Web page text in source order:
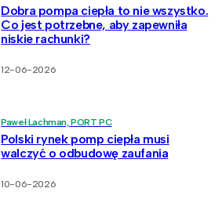
Dobra pompa ciepła to nie wszystko.
Co jest potrzebne, aby zapewniła
niskie rachunki?
12-06-2026
Paweł Lachman, PORT PC
Polski rynek pomp ciepła musi
walczyć o odbudowę zaufania
10-06-2026